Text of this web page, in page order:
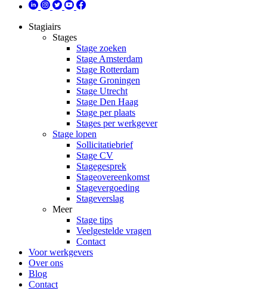
Stagiairs
Stages
Stage zoeken
Stage Amsterdam
Stage Rotterdam
Stage Groningen
Stage Utrecht
Stage Den Haag
Stage per plaats
Stages per werkgever
Stage lopen
Sollicitatiebrief
Stage CV
Stagegesprek
Stageovereenkomst
Stagevergoeding
Stageverslag
Meer
Stage tips
Veelgestelde vragen
Contact
Voor werkgevers
Over ons
Blog
Contact